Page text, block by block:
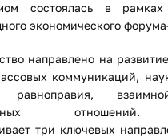
состоялась в рамках
экономического
направлено на
коммуникаций,
равноправия,
отношений.
три ключевых